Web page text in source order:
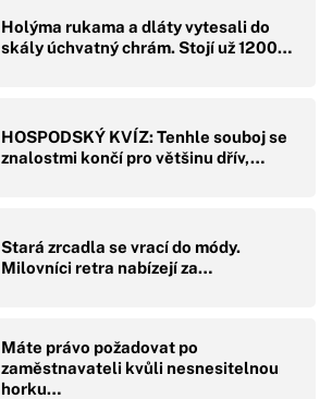
Holýma rukama a dláty vytesali do
skály úchvatný chrám. Stojí už 1200…
HOSPODSKÝ KVÍZ: Tenhle souboj se
znalostmi končí pro většinu dřív,…
Stará zrcadla se vrací do módy.
Milovníci retra nabízejí za…
Máte právo požadovat po
zaměstnavateli kvůli nesnesitelnou
horku…